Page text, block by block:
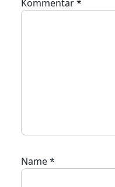
Kommentar*
Name*